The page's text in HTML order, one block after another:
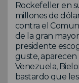
Rockefeller en
millones de
contra el
de la gran
presidente
guste, aparecen
Venezuela,
bastardo que